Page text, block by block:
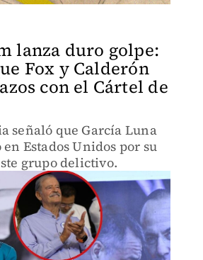
lanza duro golpe:
Fox y Calderón
con el Cártel de
señaló que García Luna
Estados Unidos por su
grupo delictivo.